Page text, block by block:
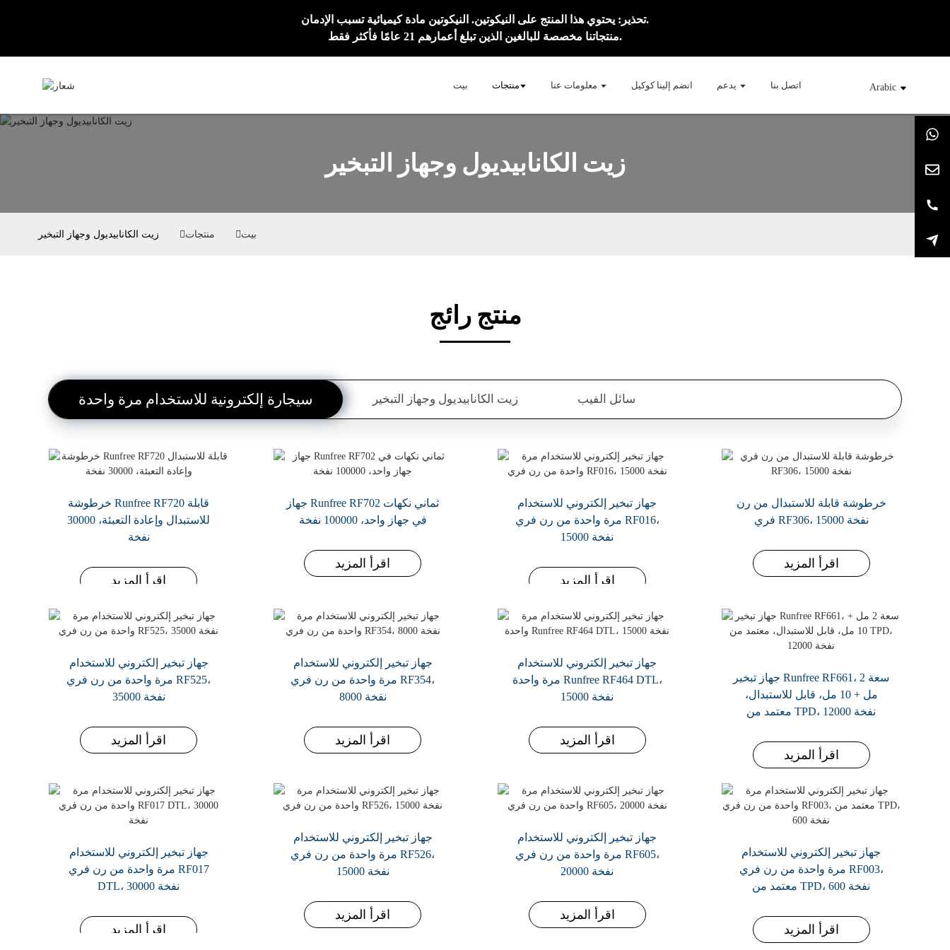
تحذير: يحتوي هذا المنتج على النيكوتين. النيكوتين مادة كيميائية تسبب الإدمان.
منتجاتنا مخصصة للبالغين الذين تبلغ أعمارهم 21 عامًا فأكثر فقط.
بيت منتجات معلومات عنا انضم إلينا كوكيل يدعم اتصل بنا Arabic
زيت الكانابيديول وجهاز التبخير
بيت منتجات زيت الكانابيديول وجهاز التبخير
منتج رائج
سيجارة إلكترونية للاستخدام مرة واحدة زيت الكانابيديول وجهاز التبخير سائل الفيب
خرطوشة Runfree RF720 قابلة
للاستبدال وإعادة التعبئة، 30000
نفخة
اقرأ المزيد
جهاز Runfree RF702 ثماني نكهات
في جهاز واحد، 100000 نفخة
اقرأ المزيد
جهاز تبخير إلكتروني للاستخدام
مرة واحدة من رن فري RF016،
15000 نفخة
اقرأ المزيد
خرطوشة قابلة للاستبدال من رن
فري RF306، 15000 نفخة
اقرأ المزيد
جهاز تبخير إلكتروني للاستخدام
مرة واحدة من رن فري RF525،
35000 نفخة
اقرأ المزيد
جهاز تبخير إلكتروني للاستخدام
مرة واحدة من رن فري RF354،
8000 نفخة
اقرأ المزيد
جهاز تبخير إلكتروني للاستخدام
مرة واحدة Runfree RF464 DTL،
15000 نفخة
اقرأ المزيد
جهاز تبخير Runfree RF661، سعة 2
مل + 10 مل، قابل للاستبدال،
معتمد من TPD، 12000 نفخة
اقرأ المزيد
جهاز تبخير إلكتروني للاستخدام
مرة واحدة من رن فري RF017
DTL، 30000 نفخة
اقرأ المزيد
جهاز تبخير إلكتروني للاستخدام
مرة واحدة من رن فري RF526،
15000 نفخة
اقرأ المزيد
جهاز تبخير إلكتروني للاستخدام
مرة واحدة من رن فري RF605،
20000 نفخة
اقرأ المزيد
جهاز تبخير إلكتروني للاستخدام
مرة واحدة من رن فري RF003،
معتمد من TPD، 600 نفخة
اقرأ المزيد
عرض خاص: جهاز CBD للاستخدام
مرة واحدة قابل لإعادة التعبئة
فاخر